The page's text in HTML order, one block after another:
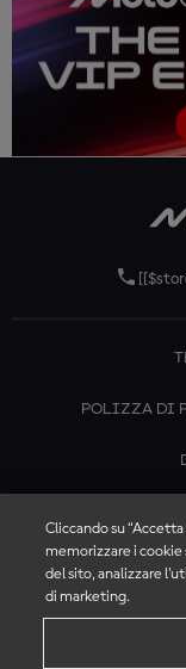
POLIZZA DI
Cliccando su
memorizzare i cookie
del sito, analizzare
di marketing.